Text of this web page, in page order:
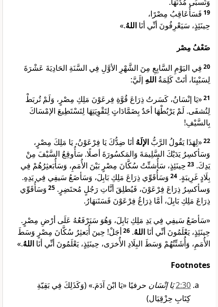
19 فَسَأُعَاقِبُ مِصْرًا،
حِينَئِذٍ، سَيَعْرِفُونَ أنِّي أنَا اللهُ.»
ضَعْفُ مِصْر
20 فِي اليَوْمِ السَّابِعِ مِنَ الشَّهْرِ الأوَّلِ فِي السَّنَةِ الحَادِيَةَ عَشْرَةَ
لِسَبْيِنَا، أتَتْ كَلِمَةُ اللهِ إلَيَّ:
21«يَا إنْسَانُ، كَسَرتُ ذِرَاعَ قُوَّةِ فِرعَوْنَ مَلِكِ مِصْرٍ، وَلَمْ تُربَطْ
لِتُشفَى. لَمْ يَرْبُطْهَا أحَدٌ بِضَمَّادَاتٍ لِتَقْوِيَتِهَا لِتَسْتَطِيعَ الإمْسَاكَ
بِالسَّيْفِ!
22«لِهَذَا يَقُولُ الرَّبُّ الإلَهُ أنَا ضِدُّكَ يَا فِرْعَوْنُ، يَا مَلِكَ مِصْرٍ،
وَسَأكسِرُ يَدَيْكَ السَّلِيمَةَ وَالمَكسُورَةَ أصلًا. سَأُوقِعُ السَّيْفَ مِنْ
يَدِكَ. 23 حِينَئِذٍ، سَأُشتِّتُ سُكَّانَ مِصْرٍ بَيْنَ الأُمَمِ، وَسَأُبَعثِرُهُمْ فِي
بِلَادٍ غَرِيبَةٍ. 24 وَسَأُقَوِّي ذِرَاعَ مَلِكِ بَابِلَ، وَسَأضَعُ سَيفِي فِي يَدِهِ.
وَسأكسِرُ ذِرَاعَ فِرْعَوْنَ، فَيُطلِقَ أنَّاتِ رَجُلٍ مُحتَضِرٍ. 25 وَسَأُقَوِّي
ذِرَاعَ مَلِكِ بَابِلَ، أمَّا ذِرَاعُ فِرْعَوْنَ فَسَتَنهَارُ.
«سَأضَعُ سَيفِي فِي يَدِ مَلِكِ بَابِلَ، وَهُوَ سَيَرْفَعُهُ عَلَى أرْضِ مِصْرٍ.
حِينَئِذٍ، يَعْلَمُونَ أنِّي أنَا اللهُ.
26أجَلْ! حِينَ أُبَعثِرُ سُكَّانَ مِصْرٍ وَسَطَ
الأُمَمِ، وَأُشَتِّتُهُمْ وَسَطَ البِلَادِ الأُخرَى، حِينَئِذٍ، يَعْلَمُونَ أنِّي أنَا اللهُ.»
Footnotes
30‏:2
يَا إنْسَان حرفيًا «يَا ابْنَ آدَمَ.» (وَكَذَلِكَ فِي بَقِيّةِ
كِتَابِ حِزْقِيَال)